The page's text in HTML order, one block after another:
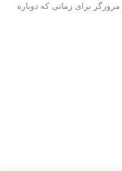
برای زمانی که دوباره